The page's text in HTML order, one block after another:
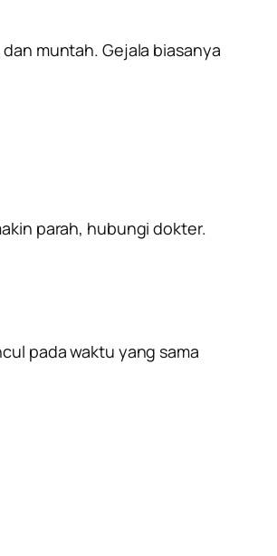
muntah. Gejala biasanya
parah, hubungi dokter.
pada waktu yang sama